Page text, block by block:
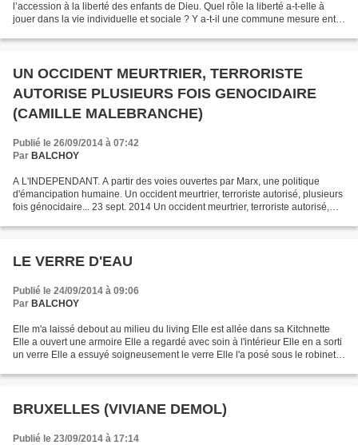
l’accession à la liberté des enfants de Dieu. Quel rôle la liberté a-t-elle à
jouer dans la vie individuelle et sociale ? Y a-t-il une commune mesure entre
UN OCCIDENT MEURTRIER, TERRORISTE
AUTORISE PLUSIEURS FOIS GENOCIDAIRE
(CAMILLE MALEBRANCHE)
Publié le 26/09/2014 à 07:42
Par BALCHOY
A L'INDEPENDANT. A partir des voies ouvertes par Marx, une politique
d'émancipation humaine. Un occident meurtrier, terroriste autorisé, plusieurs
fois génocidaire... 23 sept. 2014 Un occident meurtrier, terroriste autorisé,
LE VERRE D'EAU
Publié le 24/09/2014 à 09:06
Par BALCHOY
Elle m'a laissé debout au milieu du living Elle est allée dans sa Kitchnette
Elle a ouvert une armoire Elle a regardé avec soin à l'intérieur Elle en a sorti
un verre Elle a essuyé soigneusement le verre Elle l'a posé sous le robinet
BRUXELLES (VIVIANE DEMOL)
Publié le 23/09/2014 à 17:14